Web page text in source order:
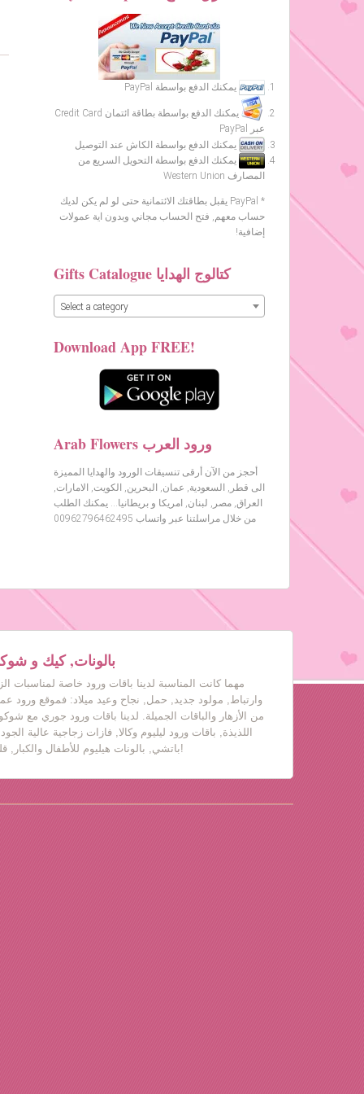
يمكنك الدفع بواسطة PayPal
يمكنك الدفع بواسطة بطاقة ائتمان Credit Card
عبر PayPal
يمكنك الدفع بواسطة الكاش عند التوصيل
يمكنك الدفع بواسطة التحويل السريع من
المصارف Western Union
* PayPal يقبل بطاقتك الائتمانية حتى لو لم يكن لديك
حساب معهم, فتح الحساب مجاني وبدون اية عمولات
إضافية!
Gifts Catalogue كتالوج الهدايا
Select a category
Download App FREE!
Arab Flowers ورود العرب
أحجز من الآن أرقى تنسيقات الورود والهدايا المميزة
الى قطر, السعودية, عمان, البحرين, الكويت, الامارات,
العراق, مصر, لبنان, امريكا و بريطانيا… يمكنك الطلب
من خلال مراسلتنا عبر واتساب 00962796462495
بالونات, كيك و
مهما كانت المناسبة لدينا باقات ورود خاصة لمناسبات
وارتباط, مولود جديد, حمل, نجاح وعيد ميلاد: فموقع ورود
من الأزهار والباقات الجميلة. لدينا باقات ورود جوري مع
اللذيذة, باقات ورود ليليوم وكالا, فازات زجاجية عالية
باتشي, بالونات هيليوم للأطفال والكبار, قلب حب, دباديب مع ورود!